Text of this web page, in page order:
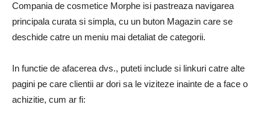
Compania de cosmetice Morphe isi pastreaza navigarea
principala curata si simpla, cu un buton Magazin care se
deschide catre un meniu mai detaliat de categorii.
In functie de afacerea dvs., puteti include si linkuri catre alte
pagini pe care clientii ar dori sa le viziteze inainte de a face o
achizitie, cum ar fi: